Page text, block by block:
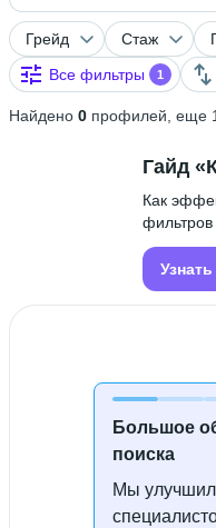
Грейд Стаж
Все фильтры
1
Найдено 0 профилей, еще
Большое
поиска
Мы
Гайд
Как
фильтров